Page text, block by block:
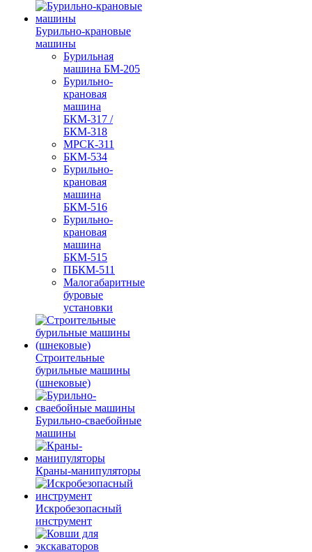
Бурильно-крановые
машины
Бурильная
машина БМ-205
Бурильно-
крановая
машина
БКМ-317 /
БКМ-318
МРСК-311
БКМ-534
Бурильно-
крановая
машина
БКМ-516
Бурильно-
крановая
машина
БКМ-515
ПБКМ-511
Малогабаритные
буровые
установки
Строительные
бурильные машины
(шнековые)
Бурильно-сваебойные
машины
Краны-манипуляторы
Искробезопасный
инструмент